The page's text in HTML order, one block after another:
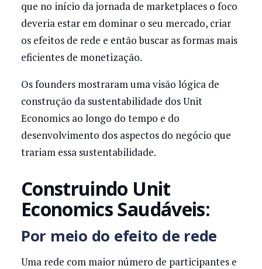
que no início da jornada de marketplaces o foco
deveria estar em dominar o seu mercado, criar
os efeitos de rede e então buscar as formas mais
eficientes de monetização.
Os founders mostraram uma visão lógica de
construção da sustentabilidade dos Unit
Economics ao longo do tempo e do
desenvolvimento dos aspectos do negócio que
trariam essa sustentabilidade.
Construindo Unit
Economics Saudáveis:
Por meio do efeito de rede
Uma rede com maior número de participantes e